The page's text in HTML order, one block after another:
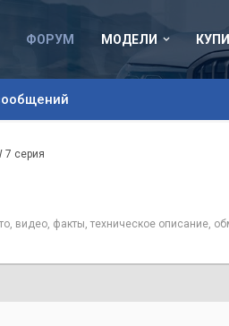
ФОРУМ МОДЕЛИ
7 серия
видео, факты, техническое описание,